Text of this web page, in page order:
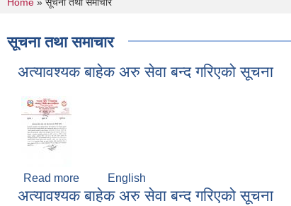
You are here
Home » सूचना तथा समाचार
सूचना तथा समाचार
अत्यावश्यक बाहेक अरु सेवा बन्द गरिएको सूचना
Read more about अत्यावश्यक बाहेक अरु सेवा बन्द गरिएको सूचना
English
अत्यावश्यक बाहेक अरु सेवा बन्द गरिएको सूचना